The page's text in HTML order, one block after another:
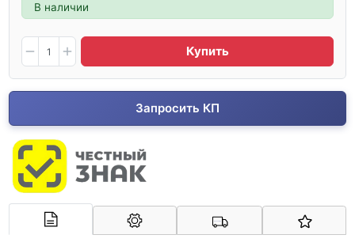
В наличии
Купить
Запросить КП
Арконт-Мед